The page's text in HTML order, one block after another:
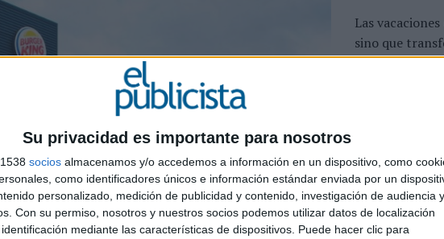
Su privacidad es importante para nosotros
socios almacenamos y/o accedemos a información en un dispositivo, como
como identificadores únicos e información estándar enviada por un
personalizado, medición de publicidad y contenido, investigación de audiencia y
Con su permiso, nosotros y nuestros socios podemos utilizar datos de localización
mediante las características de dispositivos. Puede hacer clic para
Las
sino que
La televisión
periodo